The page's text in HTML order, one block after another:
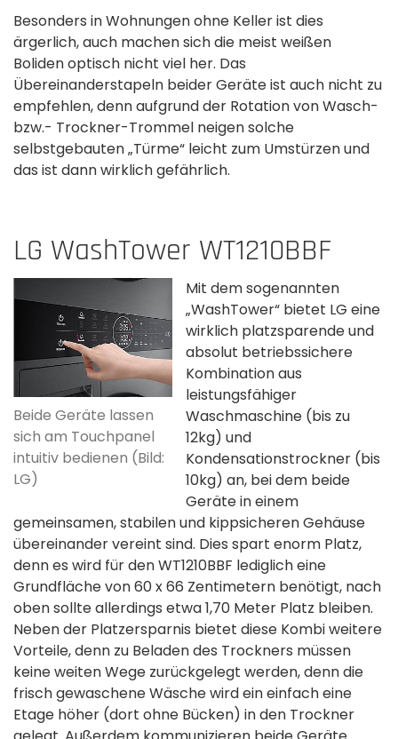
Besonders in Wohnungen ohne Keller ist dies
ärgerlich, auch machen sich die meist weißen
Boliden optisch nicht viel her. Das
Übereinanderstapeln beider Geräte ist auch nicht zu
empfehlen, denn aufgrund der Rotation von Wasch-
bzw.- Trockner-Trommel neigen solche
selbstgebauten „Türme“ leicht zum Umstürzen und
das ist dann wirklich gefährlich.
LG WashTower WT1210BBF
Beide Geräte lassen
sich am Touchpanel
intuitiv bedienen (Bild:
LG)
Mit dem sogenannten
„WashTower“ bietet LG eine
wirklich platzsparende und
absolut betriebssichere
Kombination aus
leistungsfähiger
Waschmaschine (bis zu
12kg) und
Kondensationstrockner (bis
10kg) an, bei dem beide
Geräte in einem
gemeinsamen, stabilen und kippsicheren Gehäuse
übereinander vereint sind. Dies spart enorm Platz,
denn es wird für den WT1210BBF lediglich eine
Grundfläche von 60 x 66 Zentimetern benötigt, nach
oben sollte allerdings etwa 1,70 Meter Platz bleiben.
Neben der Platzersparnis bietet diese Kombi weitere
Vorteile, denn zu Beladen des Trockners müssen
keine weiten Wege zurückgelegt werden, denn die
frisch gewaschene Wäsche wird ein einfach eine
Etage höher (dort ohne Bücken) in den Trockner